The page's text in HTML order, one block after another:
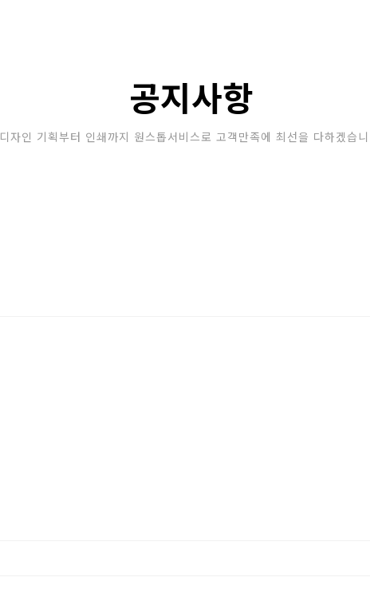
공지사항
디자인 기획부터 인쇄까지 원스톱서비스로 고객만족에 최선을 다하겠습